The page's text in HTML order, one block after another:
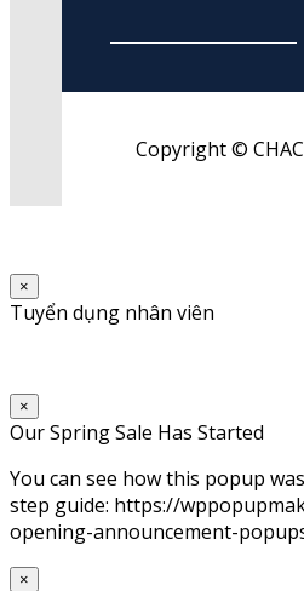
Copyright ©
×
Tuyển dụng nhân viên
×
Our Spring Sale Has Started
You can see how this popup
step guide: https://
opening-announcement-
×